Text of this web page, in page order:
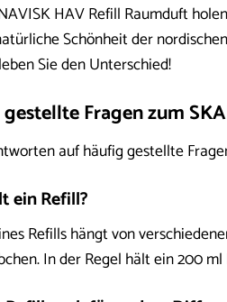
HAV Refill Raumduft
Schönheit der
Sie den Unterschied!
gestellte Fragen zum
auf häufig gestellte
ein Refill?
Refills hängt von
In der Regel hält ein 200